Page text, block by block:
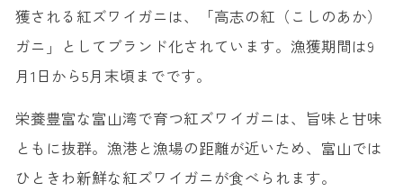
獲される紅ズワイガニは、「高志の紅（こしのあか）
ガニ」としてブランド化されています。漁獲期間は9
月1日から5月末頃までです。
栄養豊富な富山湾で育つ紅ズワイガニは、旨味と甘味
ともに抜群。漁港と漁場の距離が近いため、富山では
ひときわ新鮮な紅ズワイガニが食べられます。